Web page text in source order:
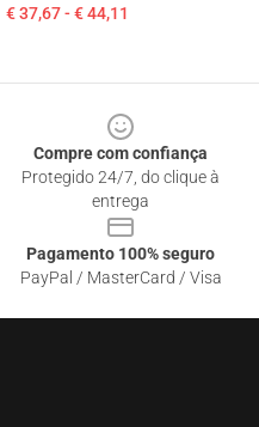
€ 37,67 - € 44,11
Compre com confiança
Protegido 24/7, do clique à
entrega
Pagamento 100% seguro
PayPal / MasterCard / Visa